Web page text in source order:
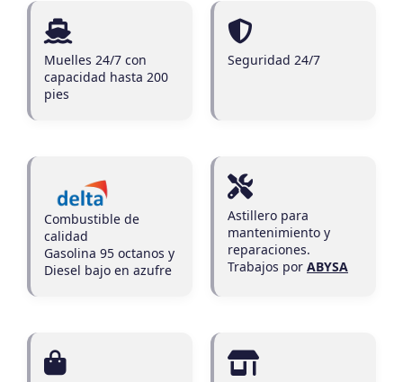
Muelles 24/7 con
capacidad hasta 200
pies
Seguridad 24/7
Combustible de
calidad
Gasolina 95 octanos y
Diesel bajo en azufre
Astillero para
mantenimiento y
reparaciones.
Trabajos por ABYSA